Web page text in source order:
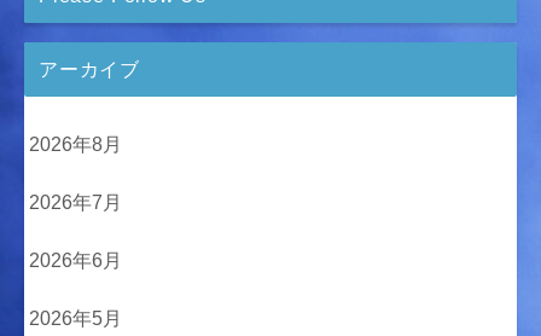
アーカイブ
2026年8月
2026年7月
2026年6月
2026年5月